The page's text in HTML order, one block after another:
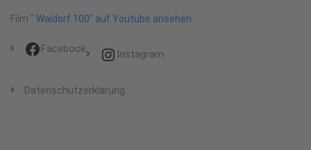
Film " Waldorf 100" auf Youtube ansehen
Facebook Instagram
Datenschutzerklärung